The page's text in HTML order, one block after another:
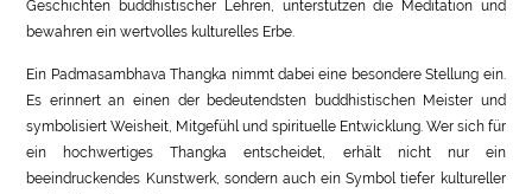
Geschichten buddhistischer Lehren, unterstützen die Meditation und
bewahren ein wertvolles kulturelles Erbe.
Ein Padmasambhava Thangka nimmt dabei eine besondere Stellung ein.
Es erinnert an einen der bedeutendsten buddhistischen Meister und
symbolisiert Weisheit, Mitgefühl und spirituelle Entwicklung. Wer sich für
ein hochwertiges Thangka entscheidet, erhält nicht nur ein
beeindruckendes Kunstwerk, sondern auch ein Symbol tiefer kultureller